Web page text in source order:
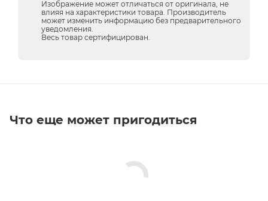
Изображение может отличаться от оригинала, не
влияя на характеристики товара. Производитель
может изменить информацию без предварительного
уведомления.
Весь товар сертифицирован.
Что еще может пригодиться